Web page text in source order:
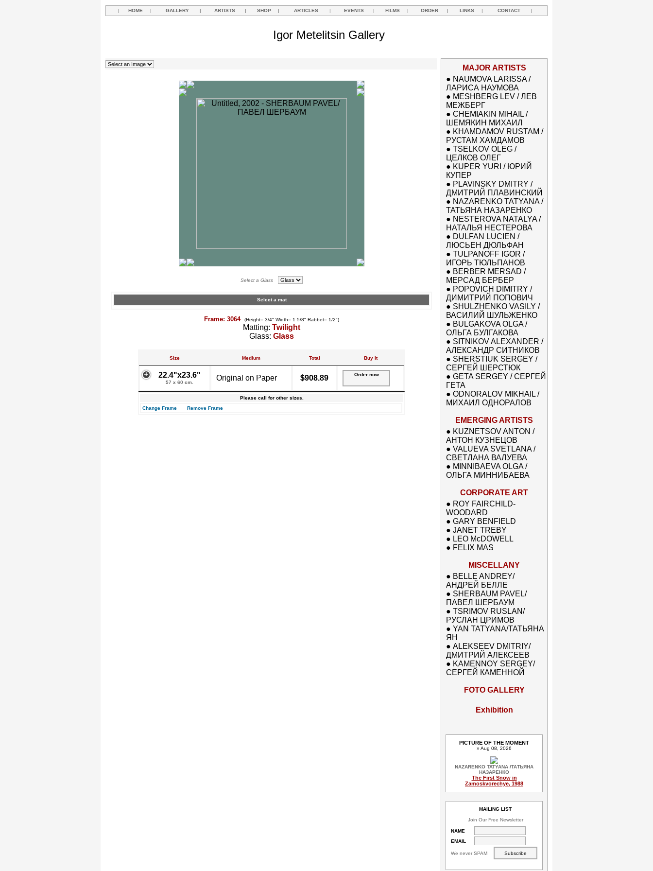
| HOME | GALLERY | ARTISTS | SHOP | ARTICLES | EVENTS | FILMS | ORDER | LINKS | CONTACT |
Igor Metelitsin Gallery
Select a Glass
Select a mat
Frame: 3064 (Height= 3/4" Width= 1 5/8" Rabbet= 1/2")
Matting: Twilight
Glass: Glass
Size Medium Total Buy It
22.4"x23.6"
57 x 60 cm.
Original on Paper $908.89 Order now
Please call for other sizes.
Change Frame
Remove Frame
MAJOR ARTISTS
● NAUMOVA LARISSA /
ЛАРИСА НАУМОВА
● MESHBERG LEV / ЛЕВ
МЕЖБЕРГ
● CHEMIAKIN MIHAIL /
ШЕМЯКИН МИХАИЛ
● KHAMDAMOV RUSTAM /
РУСТАМ ХАМДАМОВ
● TSELKOV OLEG /
ЦЕЛКОВ ОЛЕГ
● KUPER YURI / ЮРИЙ
КУПЕР
● PLAVINSKY DMITRY /
ДМИТРИЙ ПЛАВИНСКИЙ
● NAZARENKO TATYANA /
ТАТЬЯНА НАЗАРЕНКО
● NESTEROVA NATALYA /
НАТАЛЬЯ НЕСТЕРОВА
● DULFAN LUCIEN /
ЛЮСЬЕН ДЮЛЬФАН
● TULPANOFF IGOR /
ИГОРЬ ТЮЛЬПАНОВ
● BERBER MERSAD /
МЕРСАД БЕРБЕР
● POPOVICH DIMITRY /
ДИМИТРИЙ ПОПОВИЧ
● SHULZHENKO VASILY /
ВАСИЛИЙ ШУЛЬЖЕНКО
● BULGAKOVA OLGA /
ОЛЬГА БУЛГАКОВА
● SITNIKOV ALEXANDER /
АЛЕКСАНДР СИТНИКОВ
● SHERSTIUK SERGEY /
СЕРГЕЙ ШЕРСТЮК
● GETA SERGEY / СЕРГЕЙ
ГЕТА
● ODNORALOV MIKHAIL /
МИХАИЛ ОДНОРАЛОВ
EMERGING ARTISTS
● KUZNETSOV ANTON /
АНТОН КУЗНЕЦОВ
● VALUEVA SVETLANA /
СВЕТЛАНА ВАЛУЕВА
● MINNIBAEVA OLGA /
ОЛЬГА МИННИБАЕВА
CORPORATE ART
● ROY FAIRCHILD-
WOODARD
● GARY BENFIELD
● JANET TREBY
● LEO McDOWELL
● FELIX MAS
MISCELLANY
● BELLE ANDREY/
АНДРЕЙ БЕЛЛЕ
● SHERBAUM PAVEL/
ПАВЕЛ ШЕРБАУМ
● TSRIMOV RUSLAN/
РУСЛАН ЦРИМОВ
● YAN TATYANA/ТАТЬЯНА
ЯН
● ALEKSEEV DMITRIY/
ДМИТРИЙ АЛЕКСЕЕВ
● KAMENNOY SERGEY/
СЕРГЕЙ КАМЕННОЙ
FOTO GALLERY
Exhibition
PICTURE OF THE MOMENT
» Aug 08, 2026
NAZARENKO TATYANA /ТАТЬЯНА
НАЗАРЕНКО
The First Snow in
Zamoskvorechye, 1988
MAILING LIST
Join Our Free Newsletter
NAME
EMAIL
We never SPAM